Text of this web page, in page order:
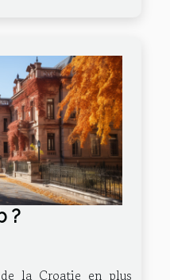
?
la Croatie en plus